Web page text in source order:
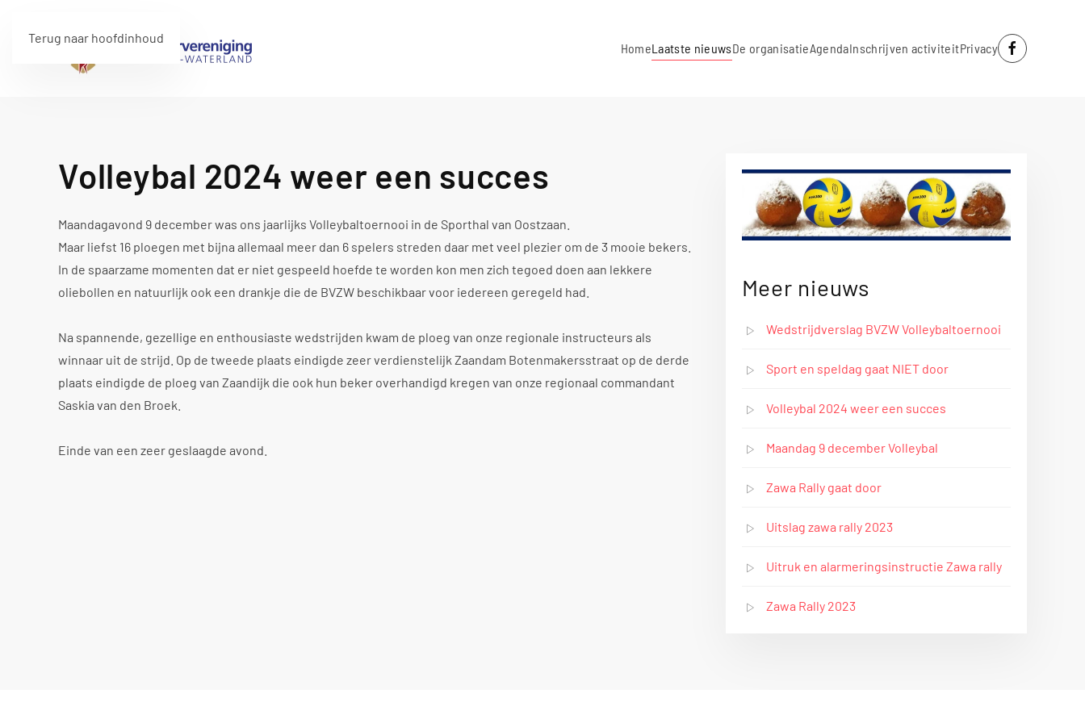
Terug naar hoofdinhoud
HomeLaatste nieuwsDe organisatieAgendaInschrijven activiteitPrivacy
Volleybal 2024 weer een succes
Maandagavond 9 december was ons jaarlijks Volleybaltoernooi in de Sporthal van Oostzaan.
Maar liefst 16 ploegen met bijna allemaal meer dan 6 spelers streden daar met veel plezier om de 3 mooie bekers.
In de spaarzame momenten dat er niet gespeeld hoefde te worden kon men zich tegoed doen aan lekkere
oliebollen en natuurlijk ook een drankje die de BVZW beschikbaar voor iedereen geregeld had.
Na spannende, gezellige en enthousiaste wedstrijden kwam de ploeg van onze regionale instructeurs als
winnaar uit de strijd. Op de tweede plaats eindigde zeer verdienstelijk Zaandam Botenmakersstraat op de derde
plaats eindigde de ploeg van Zaandijk die ook hun beker overhandigd kregen van onze regionaal commandant
Saskia van den Broek.
Einde van een zeer geslaagde avond.
Meer nieuws
Wedstrijdverslag BVZW Volleybaltoernooi
Sport en speldag gaat NIET door
Volleybal 2024 weer een succes
Maandag 9 december Volleybal
Zawa Rally gaat door
Uitslag zawa rally 2023
Uitruk en alarmeringsinstructie Zawa rally
Zawa Rally 2023